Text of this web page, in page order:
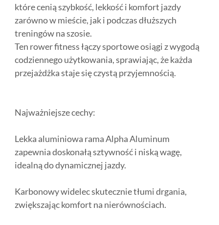
które cenią szybkość, lekkość i komfort jazdy
zarówno w mieście, jak i podczas dłuższych
treningów na szosie.
Ten rower fitness łączy sportowe osiągi z wygodą
codziennego użytkowania, sprawiając, że każda
przejażdżka staje się czystą przyjemnością.
Najważniejsze cechy:
Lekka aluminiowa rama Alpha Aluminum
zapewnia doskonałą sztywność i niską wagę,
idealną do dynamicznej jazdy.
Karbonowy widelec skutecznie tłumi drgania,
zwiększając komfort na nierównościach.